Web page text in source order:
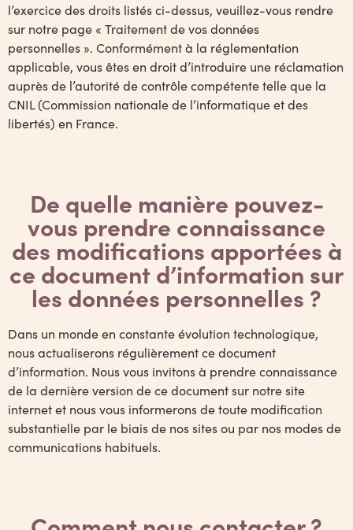
l’exercice des droits listés ci-dessus, veuillez-vous rendre
sur notre page « Traitement de vos données
personnelles ». Conformément à la réglementation
applicable, vous êtes en droit d’introduire une réclamation
auprès de l’autorité de contrôle compétente telle que la
CNIL (Commission nationale de l’informatique et des
libertés) en France.
De quelle manière pouvez-
vous prendre connaissance
des modifications apportées à
ce document d’information sur
les données personnelles ?
Dans un monde en constante évolution technologique,
nous actualiserons régulièrement ce document
d’information. Nous vous invitons à prendre connaissance
de la dernière version de ce document sur notre site
internet et nous vous informerons de toute modification
substantielle par le biais de nos sites ou par nos modes de
communications habituels.